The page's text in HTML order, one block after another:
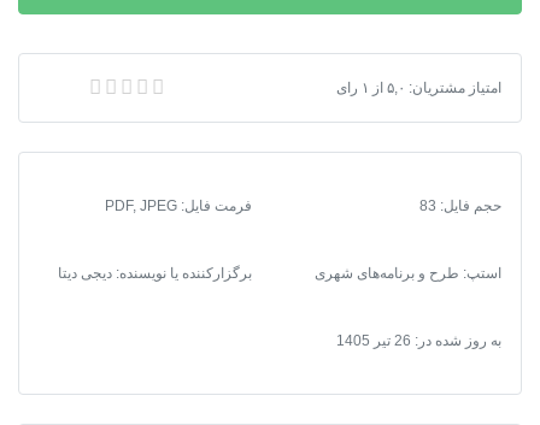
توسعه
حوزه
نفوذ
فرخشهر
دانلود نقشه‌های طرح توسعه و عمران و حوزه نفوذ شهر فرخشهر | 44 نقشه تخصصی شهرسازی با کیفیت بالا
امتیاز مشتریان: ۵,۰ از ۱ رای
حجم فایل: 83 فرمت فایل:
PDF, JPEG
استپ: طرح و برنامه‌های شهری برگزارکننده یا نویسنده: دیجی دیتا
به روز شده در: 26 تیر 1405